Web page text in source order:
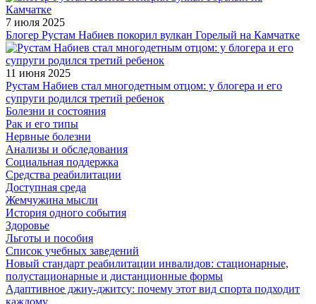
7 июля 2025
Блогер Рустам Набиев покорил вулкан Горелый на Камчатке
11 июня 2025
Рустам Набиев стал многодетным отцом: у блогера и его
супруги родился третий ребенок
Болезни и состояния
Рак и его типы
Нервные болезни
Анализы и обследования
Социальная поддержка
Средства реабилитации
Доступная среда
Жемчужина мысли
История одного события
Здоровье
Льготы и пособия
Список учебных заведений
Новый стандарт реабилитации инвалидов: стационарные,
полустационарные и дистанционные формы
Адаптивное джиу-джитсу: почему этот вид спорта подходит